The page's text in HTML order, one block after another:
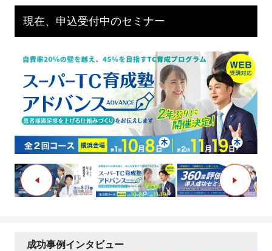
現在、申込受付中のセミナー
成功事例インタビュー